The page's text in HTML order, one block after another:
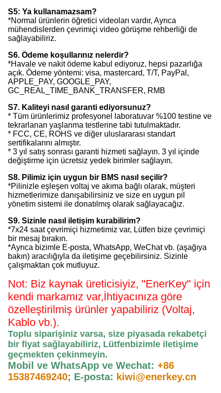
S5: Ya kullanamazsam?
*Normal ürünlerin öğretici videoları vardır, Ayrıca
mühendislerden çevrimiçi video görüşme rehberliği de
sağlayabiliriz.
S6. Ödeme koşullarınız nelerdir?
*Havale ve nakit ödeme kabul ediyoruz, hepsi pazarlığa
açık. Ödeme yöntemi: visa, mastercard, T/T, PayPal,
APPLE_PAY, GOOGLE_PAY,
GC_REAL_TIME_BANK_TRANSFER, RMB
S7. Kaliteyi nasıl garanti ediyorsunuz?
* Tüm ürünlerimiz profesyonel laboratuvar %100 testine ve
tekrarlanan yaşlanma testlerine tabi tutulmaktadır.
* FCC, CE, ROHS ve diğer uluslararası standart
sertifikalarını almıştır.
* 3 yıl satış sonrası garanti hizmeti sağlayın. 3 yıl içinde
değiştirme için ücretsiz yedek birimler sağlayın.
S8. Pilimiz için uygun bir BMS nasıl seçilir?
*Pilinizle eşleşen voltaj ve akıma bağlı olarak, müşteri
hizmetlerimize danışabilirsiniz ve size en uygun pil
yönetim sistemi ile donatılmış olarak sağlayacağız.
S9. Sizinle nasıl iletişim kurabilirim?
*7x24 saat çevrimiçi hizmetimiz var, Lütfen bize çevrimiçi
bir mesaj bırakın.
*Ayrıca bizimle E-posta, WhatsApp, WeChat vb. (aşağıya
bakın) aracılığıyla da iletişime geçebilirsiniz. Sizinle
çalışmaktan çok mutluyuz.
Not: Biz kaynak üreticisiyiz, "EnerKey" için
kendi markamız var,İhtiyacınıza göre
özelleştirilmiş ürünler yapabiliriz (Voltaj,
Kablo vb.).
Toplu siparişiniz varsa, size piyasada rekabetçi
bir fiyat sağlayabiliriz, Lütfen bizimle iletişime
geçmekten çekinmeyin.
Mobil ve WhatsApp ve Wechat: +86
15387469240; E-posta: kiwi@enerkey.cn